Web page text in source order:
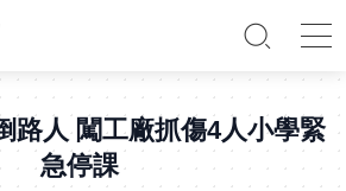
路人 闖工廠抓傷4人小學緊
急停課